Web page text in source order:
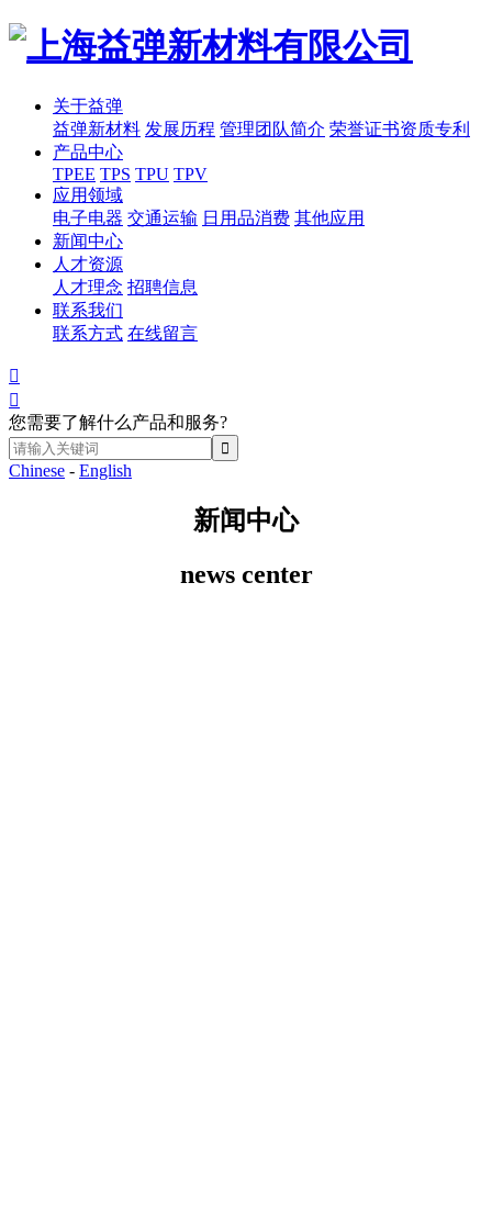
关于益弹
益弹新材料 发展历程 管理团队简介 荣誉证书资质专利
产品中心
TPEE TPS TPU TPV
应用领域
电子电器 交通运输 日用品消费 其他应用
新闻中心
人才资源
人才理念 招聘信息
联系我们
联系方式 在线留言


您需要了解什么产品和服务?
Chinese - English
新闻中心
news center